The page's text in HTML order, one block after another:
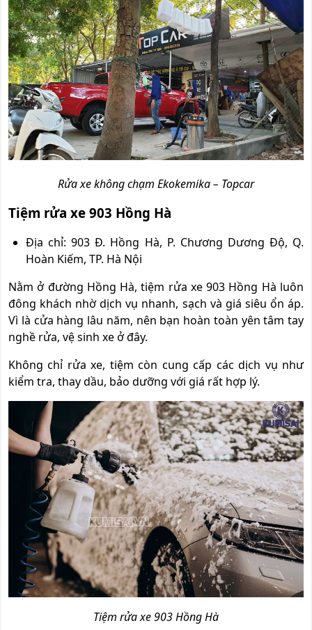
Rửa xe không chạm Ekokemika – Topcar
Tiệm rửa xe 903 Hồng Hà
Địa chỉ: 903 Đ. Hồng Hà, P. Chương Dương Độ, Q.
Hoàn Kiếm, TP. Hà Nội
Nằm ở đường Hồng Hà, tiệm rửa xe 903 Hồng Hà luôn
đông khách nhờ dịch vụ nhanh, sạch và giá siêu ổn áp.
Vì là cửa hàng lâu năm, nên bạn hoàn toàn yên tâm tay
nghề rửa, vệ sinh xe ở đây.
Không chỉ rửa xe, tiệm còn cung cấp các dịch vụ như
kiểm tra, thay dầu, bảo dưỡng với giá rất hợp lý.
Tiệm rửa xe 903 Hồng Hà